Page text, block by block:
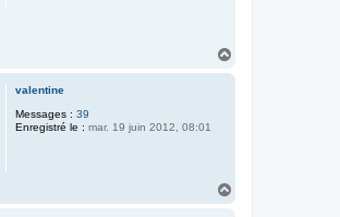
valentine
Messages : 39
Enregistré le : mar. 19 juin 2012, 08:01